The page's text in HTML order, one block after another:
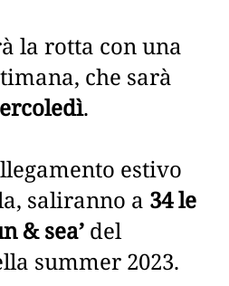
la rotta con una
che sarà
.
estivo
saliranno a 34 le
& sea’ del
summer 2023.